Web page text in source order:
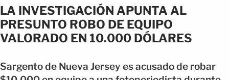
LA INVESTIGACIÓN APUNTA AL
PRESUNTO ROBO DE EQUIPO
VALORADO EN 10.000 DÓLARES
Sargento de Nueva Jersey es acusado de robar